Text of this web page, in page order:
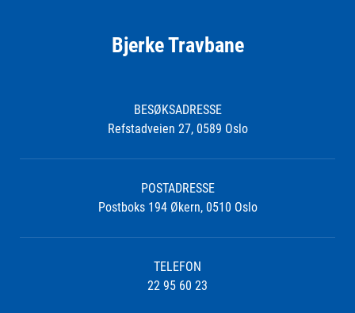
Bjerke Travbane
BESØKSADRESSE
Refstadveien 27, 0589 Oslo
POSTADRESSE
Postboks 194 Økern, 0510 Oslo
TELEFON
22 95 60 23